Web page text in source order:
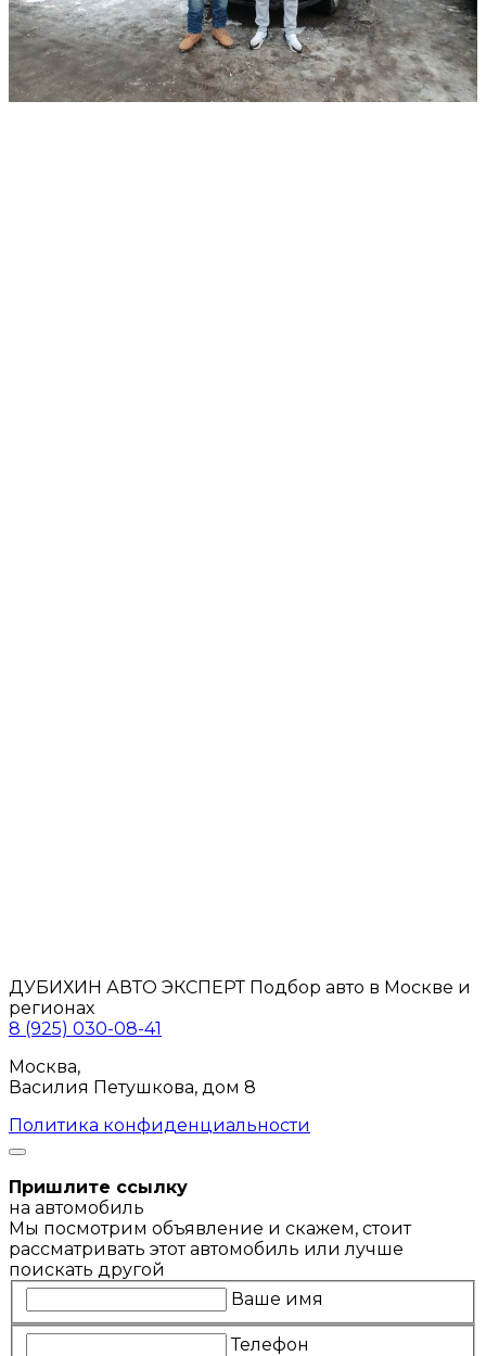
ДУБИХИН АВТО ЭКСПЕРТ Подбор авто в Москве и
регионах
8 (925) 030-08-41
Москва,
Василия Петушкова, дом 8
Политика конфиденциальности
Пришлите ссылку
на автомобиль
Мы посмотрим объявление и скажем, стоит
рассматривать этот автомобиль или лучше
поискать другой
Ваше имя
Телефон